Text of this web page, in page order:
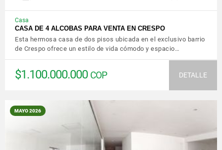
Casa
CASA DE 4 ALCOBAS PARA VENTA EN CRESPO
Esta hermosa casa de dos pisos ubicada en el exclusivo barrio
de Crespo ofrece un estilo de vida cómodo y espacio…
$1.100.000.000 COP DETALLE
MAYO 2026